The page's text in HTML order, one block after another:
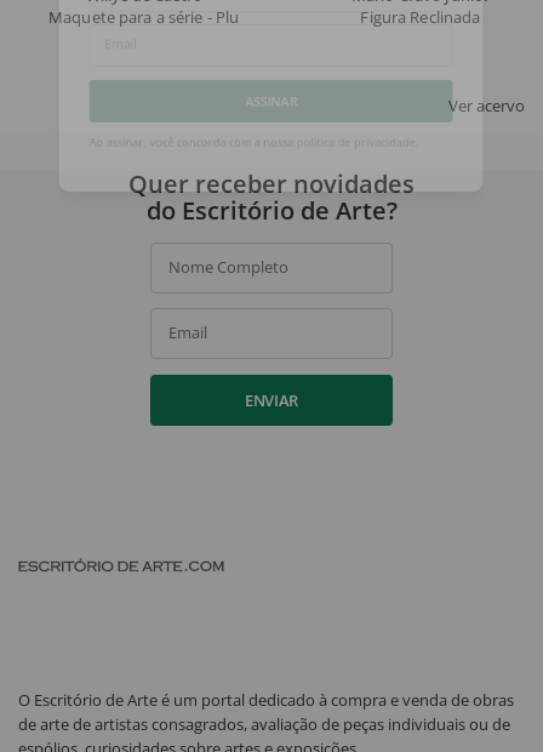
Maquete para a série - Pluriobjeto A6
Figura Reclinada
Ver acervo
Ao assinar, você concorda com a nossapolítica de privacidade
Quer receber novidades
do Escritório de Arte?
Nome Completo
Email
ENVIAR
O Escritório de Arte é um portal dedicado à compra e venda de obras
de arte de artistas consagrados, avaliação de peças individuais ou de